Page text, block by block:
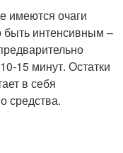
имеются очаги
интенсивным –
15 минут. Остатки
в себя
средства.